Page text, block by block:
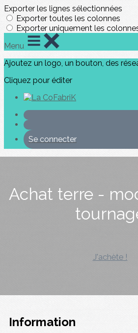
Exporter les lignes sélectionnées
Exporter toutes les colonnes
Exporter uniquement les
Menu
Ajoutez un logo, un bouton, des
Cliquez pour éditer
Se connecter
Achat terre -
J'achète !
Information